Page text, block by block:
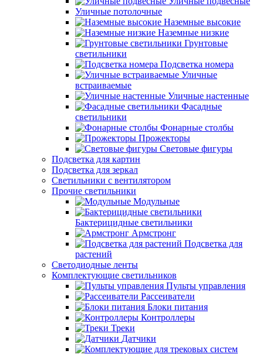
Уличные потолочные
Наземные высокие
Наземные низкие
Грунтовые
светильники
Подсветка номера
Уличные
встраиваемые
Уличные настенные
Фасадные
светильники
Фонарные столбы
Прожекторы
Световые фигуры
Подсветка для картин
Подсветка для зеркал
Светильники с вентилятором
Прочие светильники
Модульные
Бактерицидные светильники
Армстронг
Подсветка для
растений
Светодиодные ленты
Комплектующие светильников
Пульты управления
Рассеиватели
Блоки питания
Контроллеры
Треки
Датчики